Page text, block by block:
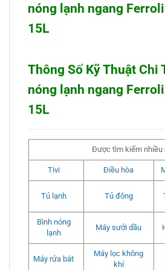
nóng lạnh ngang
15L
Thông Số Kỹ Thuật Chi
nóng lạnh ngang
15L
Được tìm kiếm nhiều
Tivi Điều hòa
Tủ lạnh Tủ đông
Bình nóng
lạnh
Máy sưởi dầu
Máy rửa bát
Máy lọc không
khí